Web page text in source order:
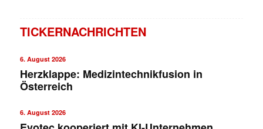
TICKERNACHRICHTEN
6. August 2026
Herzklappe: Medizintechnikfusion in
Österreich
6. August 2026